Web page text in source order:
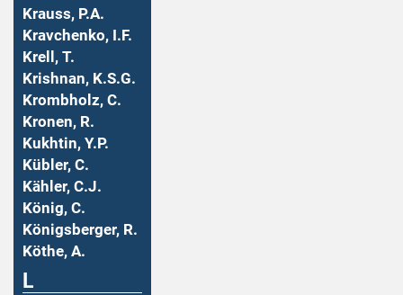
Krauss, P.A.
Kravchenko, I.F.
Krell, T.
Krishnan, K.S.G.
Krombholz, C.
Kronen, R.
Kukhtin, Y.P.
Kübler, C.
Kähler, C.J.
König, C.
Königsberger, R.
Köthe, A.
L